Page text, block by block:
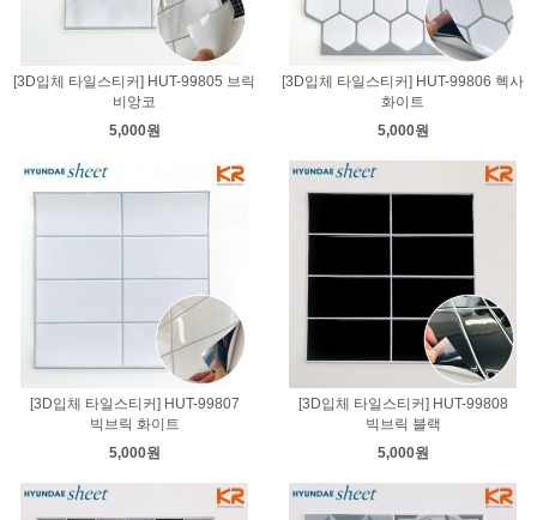
[3D입체 타일스티커] HUT-99805 브릭
비앙코
5,000원
[3D입체 타일스티커] HUT-99806 헥사
화이트
5,000원
[3D입체 타일스티커] HUT-99807
빅브릭 화이트
5,000원
[3D입체 타일스티커] HUT-99808
빅브릭 블랙
5,000원